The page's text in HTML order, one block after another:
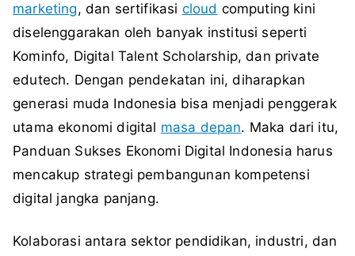
marketing, dan sertifikasi cloud computing kini
diselenggarakan oleh banyak institusi seperti
Kominfo, Digital Talent Scholarship, dan private
edutech. Dengan pendekatan ini, diharapkan
generasi muda Indonesia bisa menjadi penggerak
utama ekonomi digital masa depan. Maka dari itu,
Panduan Sukses Ekonomi Digital Indonesia harus
mencakup strategi pembangunan kompetensi
digital jangka panjang.
Kolaborasi antara sektor pendidikan, industri, dan